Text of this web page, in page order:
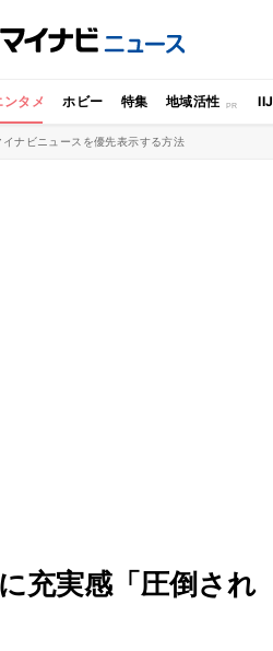
ンタメ ホビー 特集 地域活性 IIJ
ナビニュースを優先表示する方法
充実感「圧倒され